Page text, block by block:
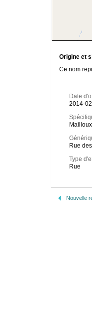
Origine et
Ce nom
Date
2014-
Mailloux
Rue des
Type
Rue
Nouvelle